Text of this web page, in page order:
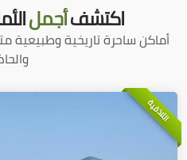
اكتشفأجمل
أماكن ساحرة تاريخية وطبيعية
اللاذقية